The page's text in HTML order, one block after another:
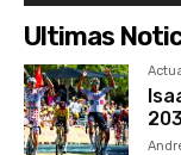
Ultimas